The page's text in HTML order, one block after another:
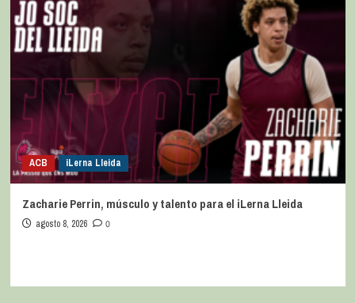
ACB iLerna Lleida
Zacharie Perrin, músculo y talento para el iLerna Lleida
agosto 8, 2026 0